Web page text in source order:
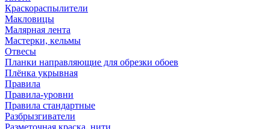
Краскораспылители
Макловицы
Малярная лента
Мастерки, кельмы
Отвесы
Планки направляющие для обрезки обоев
Плёнка укрывная
Правила
Правила-уровни
Правила стандартные
Разбрызгиватели
Разметочная краска, нити